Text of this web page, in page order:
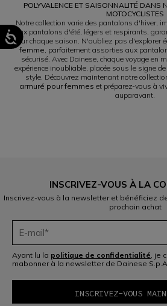
POLYVALENCE ET SAISONNALITÉ DANS
MOTOCYCLISTES
Notre collection varie des pantalons d'hiver,
aux pantalons d'été, légers et respirants,
pour chaque saison. N'oubliez pas d'explorer
femme, parfaitement assorties aux
sécurisé. Avec Dainese, chaque voyage en
expérience inoubliable, placée sous le signe
style. Découvrez maintenant notre
armuré pour femmes et préparez-vous à
auparavant.
INSCRIVEZ-VOUS À LA
Inscrivez-vous à la newsletter et bénéficiez
prochain achat
Ayant lu la politique de confidentialité, je
mabonner à la newsletter de Dainese